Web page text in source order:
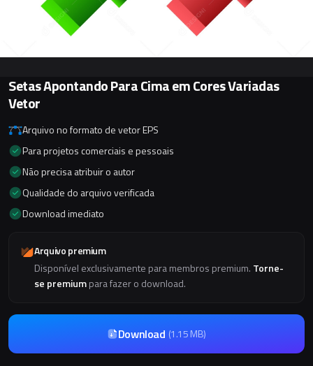
Setas Apontando Para Cima em Cores Variadas
Vetor
Arquivo no formato de vetor EPS
Para projetos comerciais e pessoais
Não precisa atribuir o autor
Qualidade do arquivo verificada
Download imediato
Arquivo premium
Disponível exclusivamente para membros premium. Torne-
se premiumpara fazer o download.
Download (1.15 MB)